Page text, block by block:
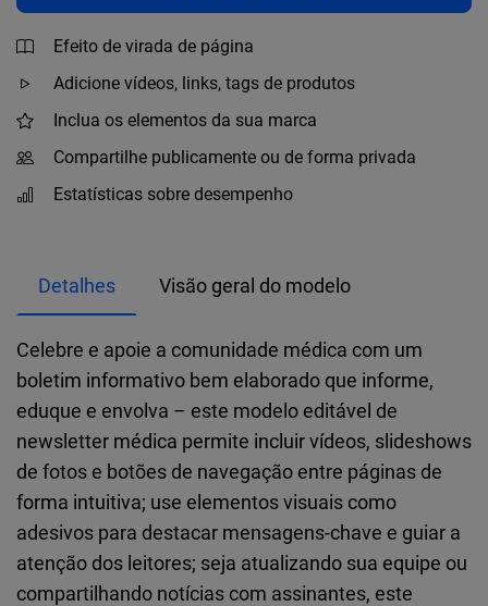
Efeito de virada de página
Adicione vídeos, links, tags de produtos
Inclua os elementos da sua marca
Compartilhe publicamente ou de forma privada
Estatísticas sobre desempenho
Detalhes Visão geral do modelo
Celebre e apoie a comunidade médica com um
boletim informativo bem elaborado que informe,
eduque e envolva – este modelo editável de
newsletter médica permite incluir vídeos, slideshows
de fotos e botões de navegação entre páginas de
forma intuitiva; use elementos visuais como
adesivos para destacar mensagens-chave e guiar a
atenção dos leitores; seja atualizando sua equipe ou
compartilhando notícias com assinantes, este